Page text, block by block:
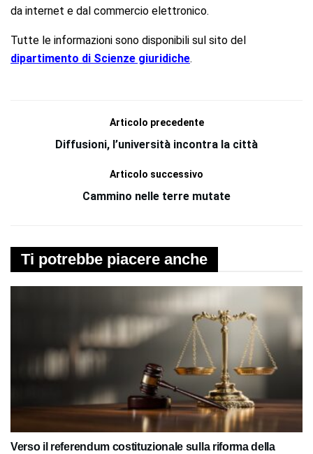
da internet e dal commercio elettronico.
Tutte le informazioni sono disponibili sul sito del
dipartimento di Scienze giuridiche.
Articolo precedente
Diffusioni, l’università incontra la città
Articolo successivo
Cammino nelle terre mutate
Ti potrebbe piacere anche
Verso il referendum costituzionale sulla riforma della